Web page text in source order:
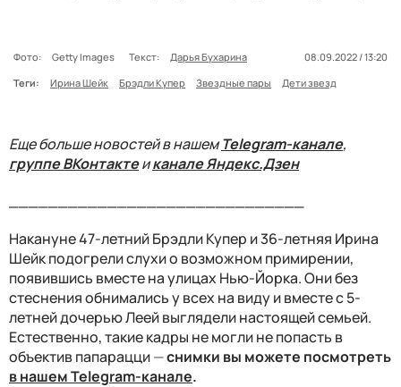
Фото: Getty Images Текст: Дарья Бухарина
08.09.2022 / 13:20
Теги:
Ирина Шейк Брэдли Купер Звездные пары Дети звезд
Еще больше новостей в нашемTelegram-канале,
группе ВКонтактеиканале Яндекс.Дзен
Накануне 47-летний Брэдли Купер и 36-летняя Ирина
Шейк подогрели слухи о возможном примирении,
появившись вместе на улицах Нью-Йорка. Они без
стеснения обнимались у всех на виду и вместе с 5-
летней дочерью Леей выглядели настоящей семьей.
Естественно, такие кадры не могли не попасть в
объектив папарацци—снимки вы можете посмотреть
в нашем Telegram-канале.